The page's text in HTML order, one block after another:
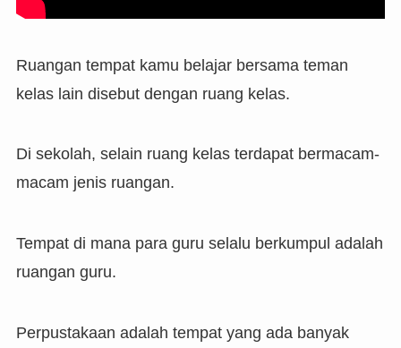
Ruangan tempat kamu belajar bersama teman
kelas lain disebut dengan ruang kelas.
Di sekolah, selain ruang kelas terdapat bermacam-
macam jenis ruangan.
Tempat di mana para guru selalu berkumpul adalah
ruangan guru.
Perpustakaan adalah tempat yang ada banyak